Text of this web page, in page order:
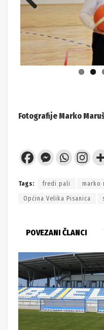
ous
Fotografije Marko
Tags: fredi pali marko
Općina Velika Pisanica
POVEZANI ČLANCI